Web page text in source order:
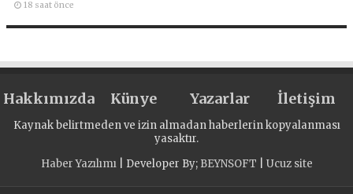
18 saat önce
Hakkımızda Künye Yazarlar İletişim
Kaynak belirtmeden ve izin almadan haberlerin kopyalanması
yasaktır.
Haber Yazılımı| Developer By; BEYNSOFT Ucuz site